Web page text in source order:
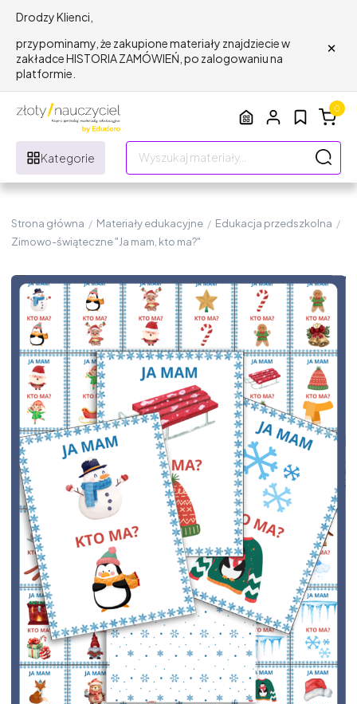
Drodzy Klienci,
przypominamy, że zakupione materiały znajdziecie w
zakładce HISTORIA ZAMÓWIEŃ, po zalogowaniu na
platformie.
×
Kategorie
0
Strona główna / Materiały edukacyjne / Edukacja przedszkolna /
Zimowo-świąteczne "Ja mam, kto ma?"